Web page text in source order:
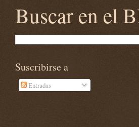
Buscar en el
Suscribirse a
Entradas